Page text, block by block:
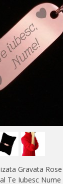
Gravata
Te Iubesc Nume